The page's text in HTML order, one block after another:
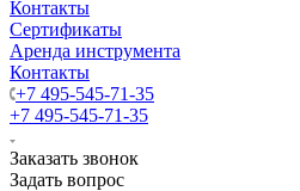
Контакты
Сертификаты
Аренда инструмента
Контакты
+7 495-545-71-35
+7 495-545-71-35
Заказать звонок
Задать вопрос